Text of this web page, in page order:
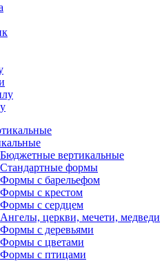
Бюджетные вертикальные
Стандартные формы
Формы с барельефом
Формы с крестом
Формы с сердцем
Ангелы, церкви, мечети, медведи
Формы с деревьями
Формы с цветами
Формы с птицами